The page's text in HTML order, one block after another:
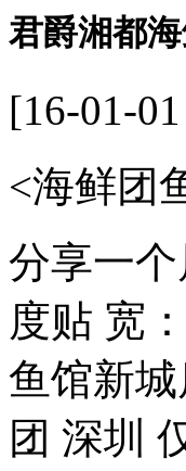
君爵湘都
[16-01-
<海鲜团
分享一
度贴 宽
鱼馆新
团 深圳